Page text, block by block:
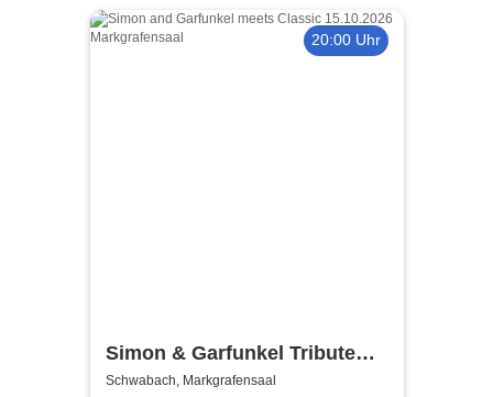
20:00 Uhr
Simon & Garfunkel Tribute
meets Classic - Duo
Schwabach, Markgrafensaal